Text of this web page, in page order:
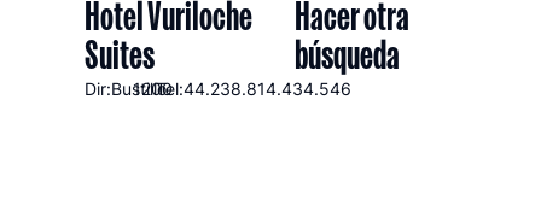
Hotel Vuriloche
Suites
Dir:Bustillo
1200Tel:44.238.814.434.546
Hacer otra
búsqueda